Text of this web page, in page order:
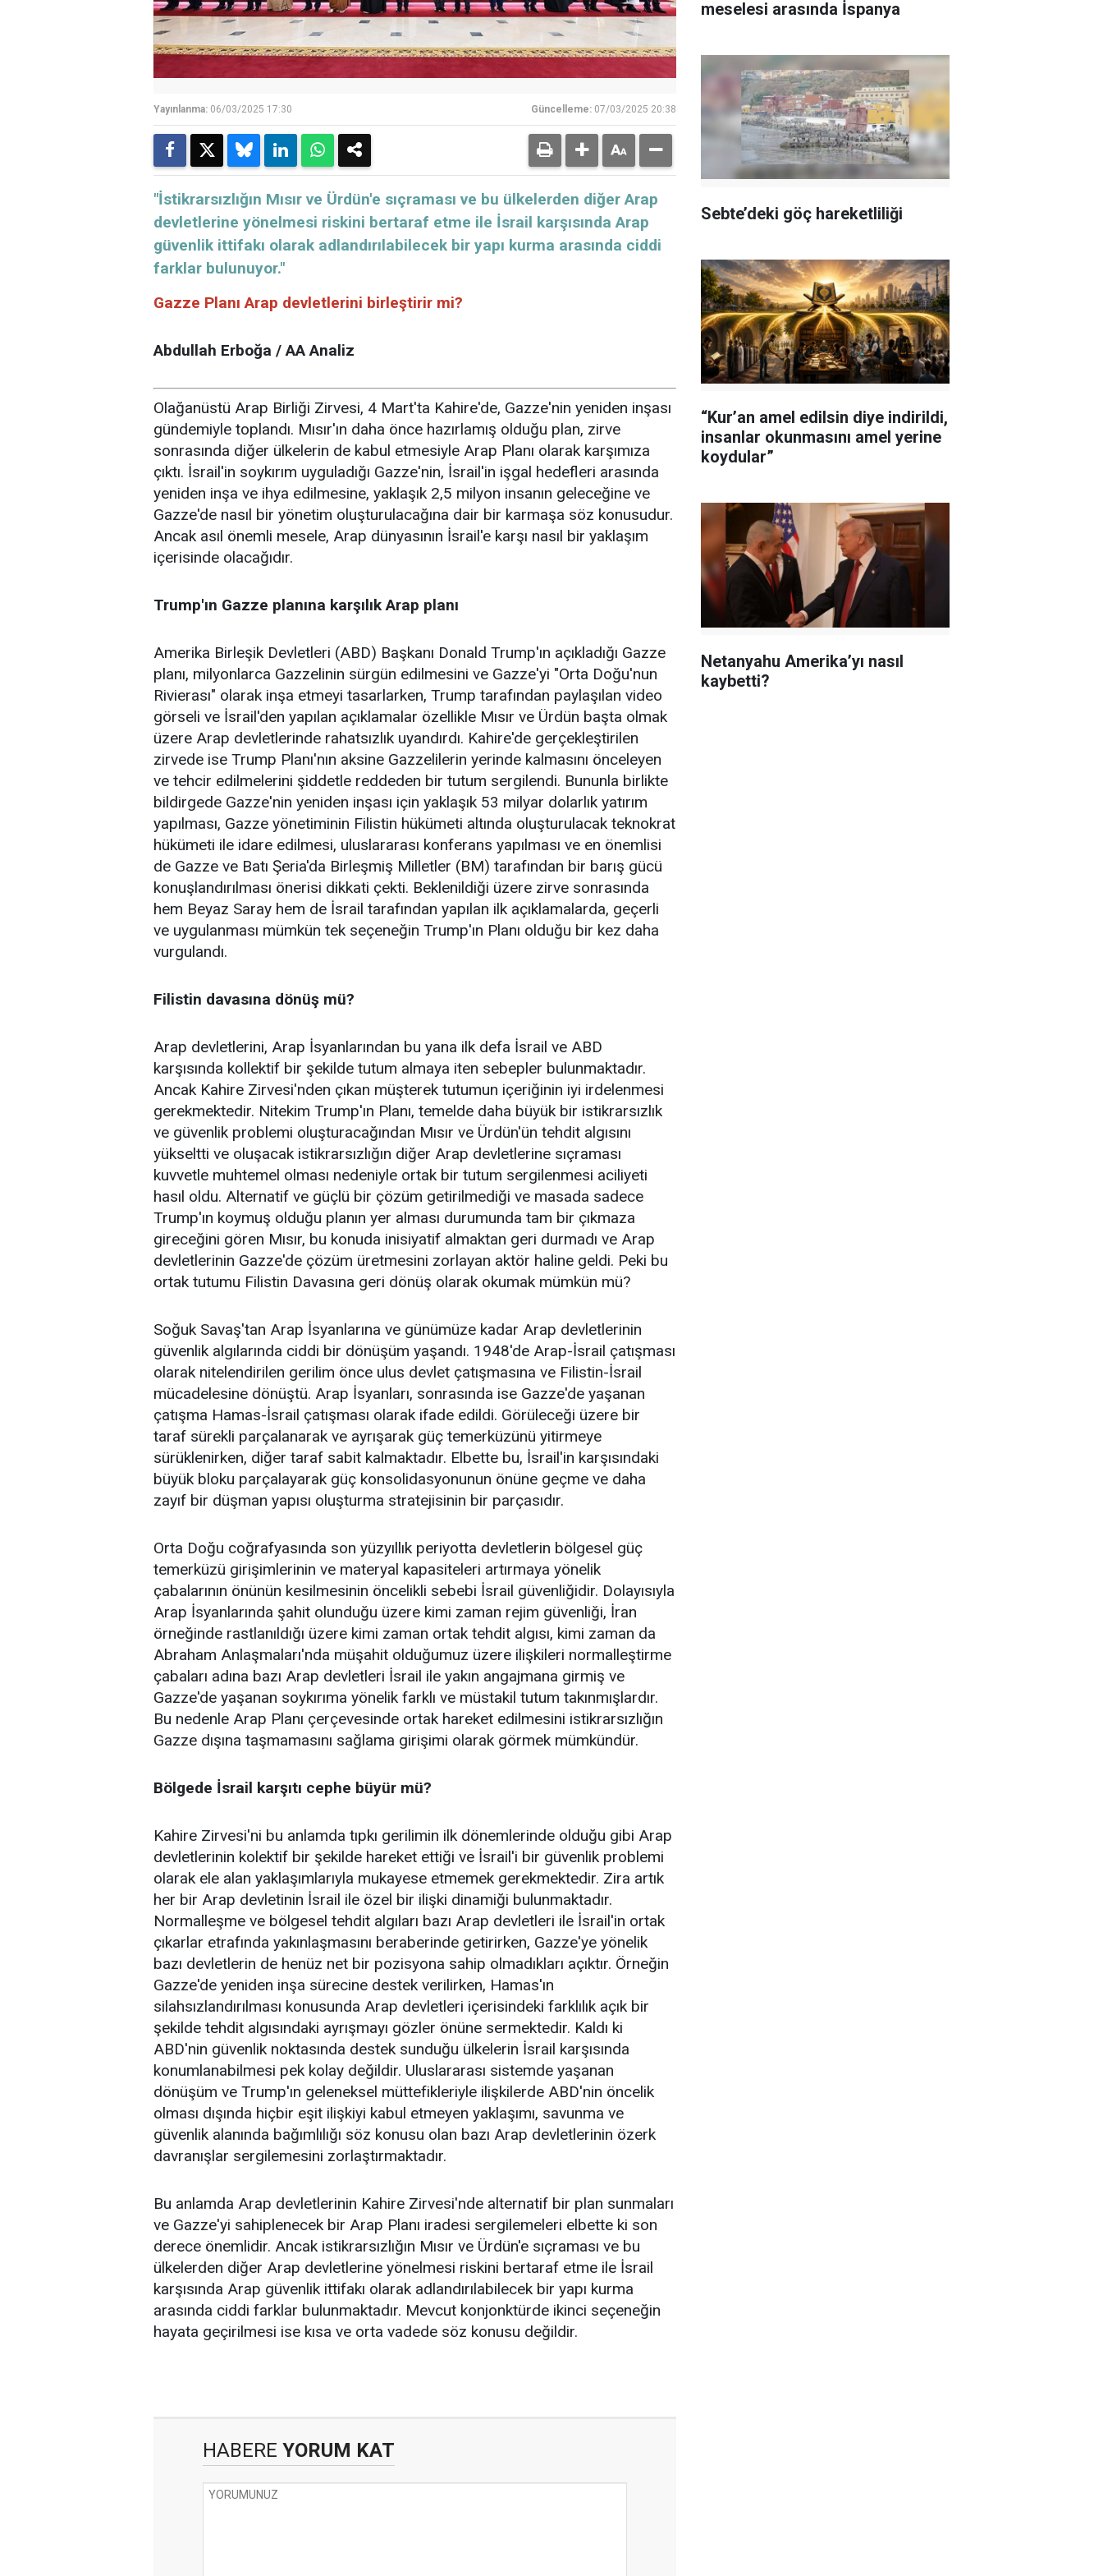
Yayınlanma: 06/03/2025 17:30 Güncelleme: 07/03/2025 20:38
"İstikrarsızlığın Mısır ve Ürdün'e sıçraması ve bu ülkelerden diğer Arap
devletlerine yönelmesi riskini bertaraf etme ile İsrail karşısında Arap
güvenlik ittifakı olarak adlandırılabilecek bir yapı kurma arasında ciddi
farklar bulunuyor."
Gazze Planı Arap devletlerini birleştirir mi?
Abdullah Erboğa / AA Analiz
Olağanüstü Arap Birliği Zirvesi, 4 Mart'ta Kahire'de, Gazze'nin yeniden inşası
gündemiyle toplandı. Mısır'ın daha önce hazırlamış olduğu plan, zirve
sonrasında diğer ülkelerin de kabul etmesiyle Arap Planı olarak karşımıza
çıktı. İsrail'in soykırım uyguladığı Gazze'nin, İsrail'in işgal hedefleri arasında
yeniden inşa ve ihya edilmesine, yaklaşık 2,5 milyon insanın geleceğine ve
Gazze'de nasıl bir yönetim oluşturulacağına dair bir karmaşa söz konusudur.
Ancak asıl önemli mesele, Arap dünyasının İsrail'e karşı nasıl bir yaklaşım
içerisinde olacağıdır.
Trump'ın Gazze planına karşılık Arap planı
Amerika Birleşik Devletleri (ABD) Başkanı Donald Trump'ın açıkladığı Gazze
planı, milyonlarca Gazzelinin sürgün edilmesini ve Gazze'yi "Orta Doğu'nun
Rivierası" olarak inşa etmeyi tasarlarken, Trump tarafından paylaşılan video
görseli ve İsrail'den yapılan açıklamalar özellikle Mısır ve Ürdün başta olmak
üzere Arap devletlerinde rahatsızlık uyandırdı. Kahire'de gerçekleştirilen
zirvede ise Trump Planı'nın aksine Gazzelilerin yerinde kalmasını önceleyen
ve tehcir edilmelerini şiddetle reddeden bir tutum sergilendi. Bununla birlikte
bildirgede Gazze'nin yeniden inşası için yaklaşık 53 milyar dolarlık yatırım
yapılması, Gazze yönetiminin Filistin hükümeti altında oluşturulacak teknokrat
hükümeti ile idare edilmesi, uluslararası konferans yapılması ve en önemlisi
de Gazze ve Batı Şeria'da Birleşmiş Milletler (BM) tarafından bir barış gücü
konuşlandırılması önerisi dikkati çekti. Beklenildiği üzere zirve sonrasında
hem Beyaz Saray hem de İsrail tarafından yapılan ilk açıklamalarda, geçerli
ve uygulanması mümkün tek seçeneğin Trump'ın Planı olduğu bir kez daha
vurgulandı.
Filistin davasına dönüş mü?
Arap devletlerini, Arap İsyanlarından bu yana ilk defa İsrail ve ABD
karşısında kollektif bir şekilde tutum almaya iten sebepler bulunmaktadır.
Ancak Kahire Zirvesi'nden çıkan müşterek tutumun içeriğinin iyi irdelenmesi
gerekmektedir. Nitekim Trump'ın Planı, temelde daha büyük bir istikrarsızlık
ve güvenlik problemi oluşturacağından Mısır ve Ürdün'ün tehdit algısını
yükseltti ve oluşacak istikrarsızlığın diğer Arap devletlerine sıçraması
kuvvetle muhtemel olması nedeniyle ortak bir tutum sergilenmesi aciliyeti
hasıl oldu. Alternatif ve güçlü bir çözüm getirilmediği ve masada sadece
Trump'ın koymuş olduğu planın yer alması durumunda tam bir çıkmaza
gireceğini gören Mısır, bu konuda inisiyatif almaktan geri durmadı ve Arap
devletlerinin Gazze'de çözüm üretmesini zorlayan aktör haline geldi. Peki bu
ortak tutumu Filistin Davasına geri dönüş olarak okumak mümkün mü?
Soğuk Savaş'tan Arap İsyanlarına ve günümüze kadar Arap devletlerinin
güvenlik algılarında ciddi bir dönüşüm yaşandı. 1948'de Arap-İsrail çatışması
olarak nitelendirilen gerilim önce ulus devlet çatışmasına ve Filistin-İsrail
mücadelesine dönüştü. Arap İsyanları, sonrasında ise Gazze'de yaşanan
çatışma Hamas-İsrail çatışması olarak ifade edildi. Görüleceği üzere bir
taraf sürekli parçalanarak ve ayrışarak güç temerküzünü yitirmeye
sürüklenirken, diğer taraf sabit kalmaktadır. Elbette bu, İsrail'in karşısındaki
büyük bloku parçalayarak güç konsolidasyonunun önüne geçme ve daha
zayıf bir düşman yapısı oluşturma stratejisinin bir parçasıdır.
Orta Doğu coğrafyasında son yüzyıllık periyotta devletlerin bölgesel güç
temerküzü girişimlerinin ve materyal kapasiteleri artırmaya yönelik
çabalarının önünün kesilmesinin öncelikli sebebi İsrail güvenliğidir. Dolayısıyla
Arap İsyanlarında şahit olunduğu üzere kimi zaman rejim güvenliği, İran
örneğinde rastlanıldığı üzere kimi zaman ortak tehdit algısı, kimi zaman da
Abraham Anlaşmaları'nda müşahit olduğumuz üzere ilişkileri normalleştirme
çabaları adına bazı Arap devletleri İsrail ile yakın angajmana girmiş ve
Gazze'de yaşanan soykırıma yönelik farklı ve müstakil tutum takınmışlardır.
Bu nedenle Arap Planı çerçevesinde ortak hareket edilmesini istikrarsızlığın
Gazze dışına taşmamasını sağlama girişimi olarak görmek mümkündür.
Bölgede İsrail karşıtı cephe büyür mü?
Kahire Zirvesi'ni bu anlamda tıpkı gerilimin ilk dönemlerinde olduğu gibi Arap
devletlerinin kolektif bir şekilde hareket ettiği ve İsrail'i bir güvenlik problemi
olarak ele alan yaklaşımlarıyla mukayese etmemek gerekmektedir. Zira artık
her bir Arap devletinin İsrail ile özel bir ilişki dinamiği bulunmaktadır.
Normalleşme ve bölgesel tehdit algıları bazı Arap devletleri ile İsrail'in ortak
çıkarlar etrafında yakınlaşmasını beraberinde getirirken, Gazze'ye yönelik
bazı devletlerin de henüz net bir pozisyona sahip olmadıkları açıktır. Örneğin
Gazze'de yeniden inşa sürecine destek verilirken, Hamas'ın
silahsızlandırılması konusunda Arap devletleri içerisindeki farklılık açık bir
şekilde tehdit algısındaki ayrışmayı gözler önüne sermektedir. Kaldı ki
ABD'nin güvenlik noktasında destek sunduğu ülkelerin İsrail karşısında
konumlanabilmesi pek kolay değildir. Uluslararası sistemde yaşanan
dönüşüm ve Trump'ın geleneksel müttefikleriyle ilişkilerde ABD'nin öncelik
olması dışında hiçbir eşit ilişkiyi kabul etmeyen yaklaşımı, savunma ve
güvenlik alanında bağımlılığı söz konusu olan bazı Arap devletlerinin özerk
davranışlar sergilemesini zorlaştırmaktadır.
Bu anlamda Arap devletlerinin Kahire Zirvesi'nde alternatif bir plan sunmaları
ve Gazze'yi sahiplenecek bir Arap Planı iradesi sergilemeleri elbette ki son
derece önemlidir. Ancak istikrarsızlığın Mısır ve Ürdün'e sıçraması ve bu
ülkelerden diğer Arap devletlerine yönelmesi riskini bertaraf etme ile İsrail
karşısında Arap güvenlik ittifakı olarak adlandırılabilecek bir yapı kurma
arasında ciddi farklar bulunmaktadır. Mevcut konjonktürde ikinci seçeneğin
hayata geçirilmesi ise kısa ve orta vadede söz konusu değildir.
HABERE YORUM KAT
meselesi arasında İspanya
Sebte’deki göç hareketliliği
“Kur’an amel edilsin diye indirildi,
insanlar okunmasını amel yerine
koydular”
Netanyahu Amerika’yı nasıl
kaybetti?